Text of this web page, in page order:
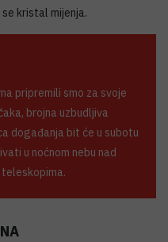
kristal mijenja.
pripremili smo za svoje
brojna uzbudljiva
događanja bit će u subotu
u noćnom nebu nad